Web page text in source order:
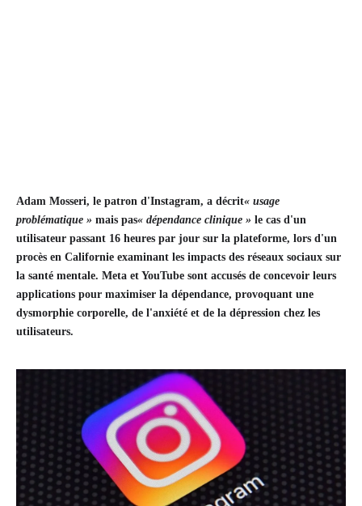
Adam Mosseri, le patron d'Instagram, a décrit« usage
problématique » mais pas« dépendance clinique » le cas d'un
utilisateur passant 16 heures par jour sur la plateforme, lors d'un
procès en Californie examinant les impacts des réseaux sociaux sur
la santé mentale. Meta et YouTube sont accusés de concevoir leurs
applications pour maximiser la dépendance, provoquant une
dysmorphie corporelle, de l'anxiété et de la dépression chez les
utilisateurs.